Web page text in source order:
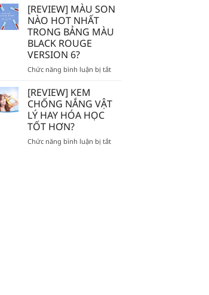
ROCHE
–
BIODERMA
TÚI
SON
ĐỔ
HÔI
GIẢ,
[REVIEW] MÀU SON
NÀO HOT NHẤT
TRONG BẢNG MÀU
BLACK ROUGE
VERSION 6?
Chức năng bình luận bị tắtở
SON
NÀO
TRONG
[REVIEW] KEM
CHỐNG NẮNG VẬT
LÝ HAY HÓA HỌC
TỐT HƠN?
Chức năng bình luận bị tắtở